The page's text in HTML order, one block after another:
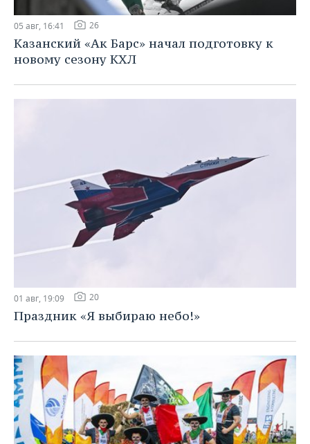
05 авг, 16:41 26
Казанский «Ак Барс» начал подготовку к
новому сезону КХЛ
01 авг, 19:09 20
Праздник «Я выбираю небо!»